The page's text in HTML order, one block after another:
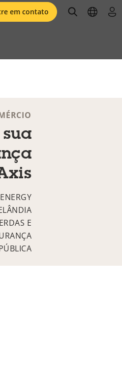
em contato openopen
E